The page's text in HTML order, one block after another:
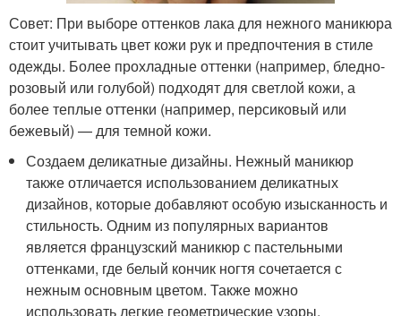
Совет: При выборе оттенков лака для нежного маникюра
стоит учитывать цвет кожи рук и предпочтения в стиле
одежды. Более прохладные оттенки (например, бледно-
розовый или голубой) подходят для светлой кожи, а
более теплые оттенки (например, персиковый или
бежевый) — для темной кожи.
Создаем деликатные дизайны. Нежный маникюр
также отличается использованием деликатных
дизайнов, которые добавляют особую изысканность и
стильность. Одним из популярных вариантов
является французский маникюр с пастельными
оттенками, где белый кончик ногтя сочетается с
нежным основным цветом. Также можно
использовать легкие геометрические узоры,